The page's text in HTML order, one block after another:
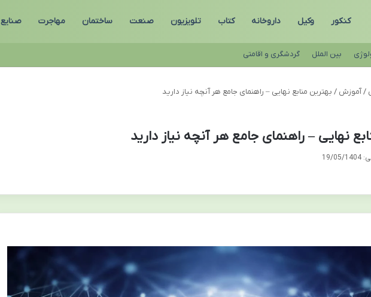
کنکور وکیل داروخانه کتاب تلویزیون صنعت ساختمان مهاجرت صنایع
بین الملل گردشگری و اقامتی
/ آموزش / بهترین منابع نهایی – راهنمای جامع هر آنچه نیاز دارید
نهایی – راهنمای جامع هر آنچه نیاز دارید